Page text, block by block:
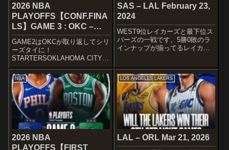
2026 NBA
PLAYOFFS【CONF.FINA
LS】GAME 3 : OKC –
SAS May 22, 2026
GAME2はOKCが取り返してシリ
ーズタイに！
STARTERSOKLAHOMA CITY
THUNDERIt's time ⚡️@Kia
Electric Starting Lineups
pic.twitter.com/MNzSXxkrz...
SAS – LAL February 23,
2024
WEST9位レイカーズと最下位ス
パーズの一戦です。5勝0敗のラ
インナップが揃ってるレイカー
ANTONIO SPURSTre
JonesDevin VassellVictor We...
NBA
2026 NBA
PLAYOFFS【FIRST
LOS ANGELES LAKERS
LAL – ORL Mar 21, 2026